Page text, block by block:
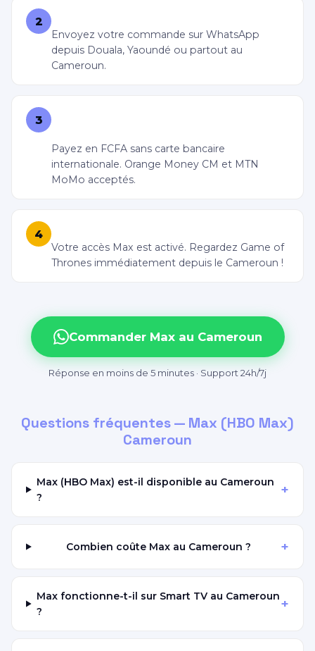
2
Envoyez votre commande sur WhatsApp
depuis Douala, Yaoundé ou partout au
Cameroun.
3
Payez en FCFA sans carte bancaire
internationale. Orange Money CM et MTN
MoMo acceptés.
4
Votre accès Max est activé. Regardez Game of
Thrones immédiatement depuis le Cameroun !
Commander Max au Cameroun
Réponse en moins de 5 minutes · Support 24h/7j
Questions fréquentes — Max (HBO Max)
Cameroun
Max (HBO Max) est-il disponible au Cameroun
?
+
Combien coûte Max au Cameroun ? +
Max fonctionne-t-il sur Smart TV au Cameroun
?
+